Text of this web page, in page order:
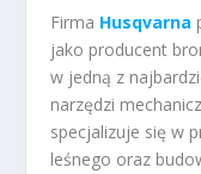
Firma Husqvarna
jako producent
w jedną z
narzędzi
specjalizuje się w
leśnego oraz